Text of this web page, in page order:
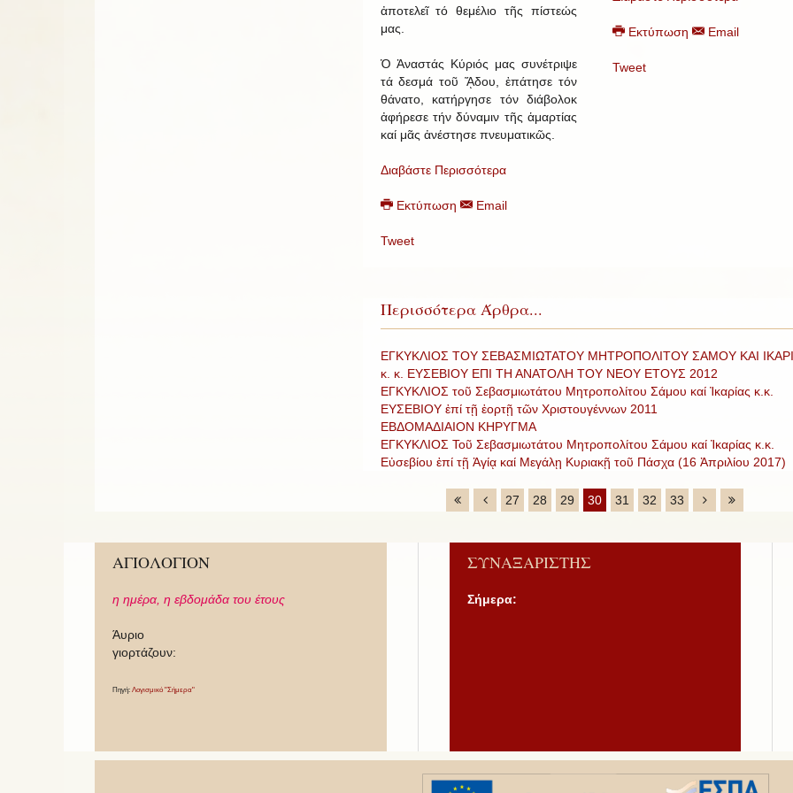
ἀποτελεῖ τό θεμέλιο τῆς πίστεώς
μας.
Ὁ Ἀναστάς Κύριός μας συνέτριψε
τά δεσμά τοῦ ᾍδου, ἐπάτησε τόν
θάνατο, κατήργησε τόν διάβολοκ
ἀφήρεσε τήν δύναμιν τῆς ἁμαρτίας
καί μᾶς ἀνέστησε πνευματικῶς.
Διαβάστε Περισσότερα
Εκτύπωση Email
Tweet
Εκτύπωση Email
Tweet
Περισσότερα Άρθρα...
ΕΓΚΥΚΛΙΟΣ ΤΟΥ ΣΕΒΑΣΜΙΩΤΑΤΟΥ ΜΗΤΡΟΠΟΛΙΤΟΥ ΣΑΜΟΥ ΚΑΙ
κ. κ. ΕΥΣΕΒΙΟΥ ΕΠΙ ΤΗ ΑΝΑΤΟΛΗ ΤΟΥ ΝΕΟΥ ΕΤΟΥΣ 2012
ΕΓΚΥΚΛΙΟΣ τοῦ Σεβασμιωτάτου Μητροπολίτου Σάμου καί Ἰκαρίας κ.κ.
ΕΥΣΕΒΙΟΥ ἐπί τῇ ἑορτῇ τῶν Χριστουγέννων 2011
ΕΒΔΟΜΑΔΙΑΙΟΝ ΚΗΡΥΓΜΑ
ΕΓΚΥΚΛΙΟΣ Τοῦ Σεβασμιωτάτου Μητροπολίτου Σάμου καί Ἰκαρίας κ.κ.
Εὐσεβίου ἐπί τῇ Ἁγίᾳ καί Μεγάλῃ Κυριακῇ τοῦ Πάσχα (16 Ἀπριλίου 2017)
27 28 29 30 31 32 33
ΑΓΙΟΛΟΓΙΟΝ
η ημέρα, η εβδομάδα του έτους
Άυριο
γιορτάζουν:
Πηγή: Λογισμικό "Σήμερα"
ΣΥΝΑΞΑΡΙΣΤΗΣ
Σήμερα: